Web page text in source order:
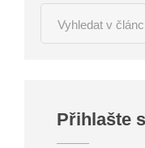
Přihlašte